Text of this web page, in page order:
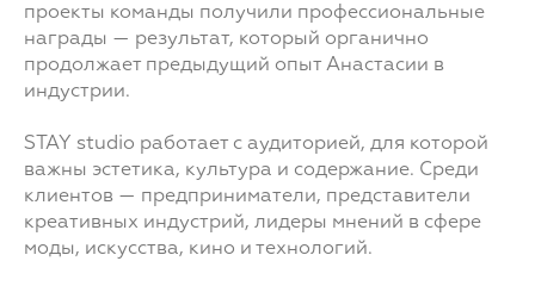
проекты команды получили профессиональные
награды — результат, который органично
продолжает предыдущий опыт Анастасии в
индустрии.
STAY studio работает с аудиторией, для которой
важны эстетика, культура и содержание. Среди
клиентов — предприниматели, представители
креативных индустрий, лидеры мнений в сфере
моды, искусства, кино и технологий.